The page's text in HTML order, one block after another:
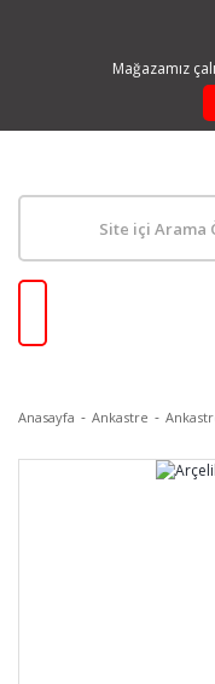
Mağazamız
Anasayfa Ankastre